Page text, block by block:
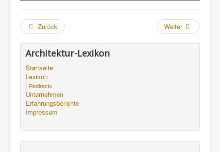
Zurück Weiter
Architektur-Lexikon
Startseite
Lexikon
Redirects
Unternehmen
Erfahrungsberichte
Impressum